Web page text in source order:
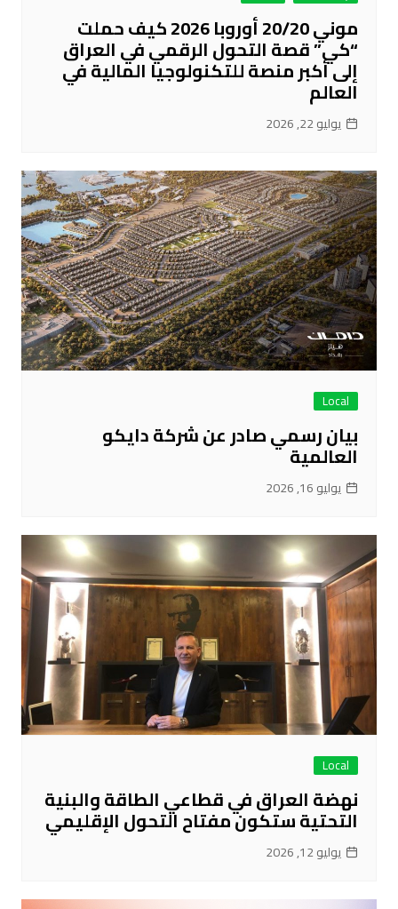
موني 20/20 أوروبا 2026 كيف حملت
“كي” قصة التحول الرقمي في العراق
إلى أكبر منصة للتكنولوجيا المالية في
العالم
يوليو 22, 2026
Local
بيان رسمي صادر عن شركة دايكو
العالمية
يوليو 16, 2026
Local
نهضة العراق في قطاعي الطاقة والبنية
التحتية ستكون مفتاح التحول الإقليمي
يوليو 12, 2026